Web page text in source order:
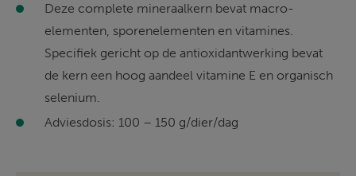
Deze complete mineraalkern bevat macro-
elementen, sporenelementen en vitamines.
Specifiek gericht op de antioxidantwerking bevat
de kern een hoog aandeel vitamine E en organisch
selenium.
Adviesdosis: 100 – 150 g/dier/dag